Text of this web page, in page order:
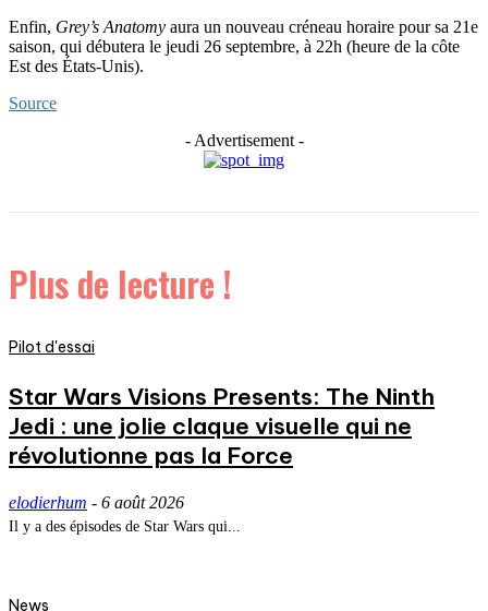
Enfin, Grey’s Anatomy aura un nouveau créneau horaire pour sa 21e
saison, qui débutera le jeudi 26 septembre, à 22h (heure de la côte
Est des États-Unis).
Source
- Advertisement -
Plus de lecture !
Pilot d'essai
Star Wars Visions Presents: The Ninth
Jedi : une jolie claque visuelle qui ne
révolutionne pas la Force
elodierhum - 6 août 2026
Il y a des épisodes de Star Wars qui...
News